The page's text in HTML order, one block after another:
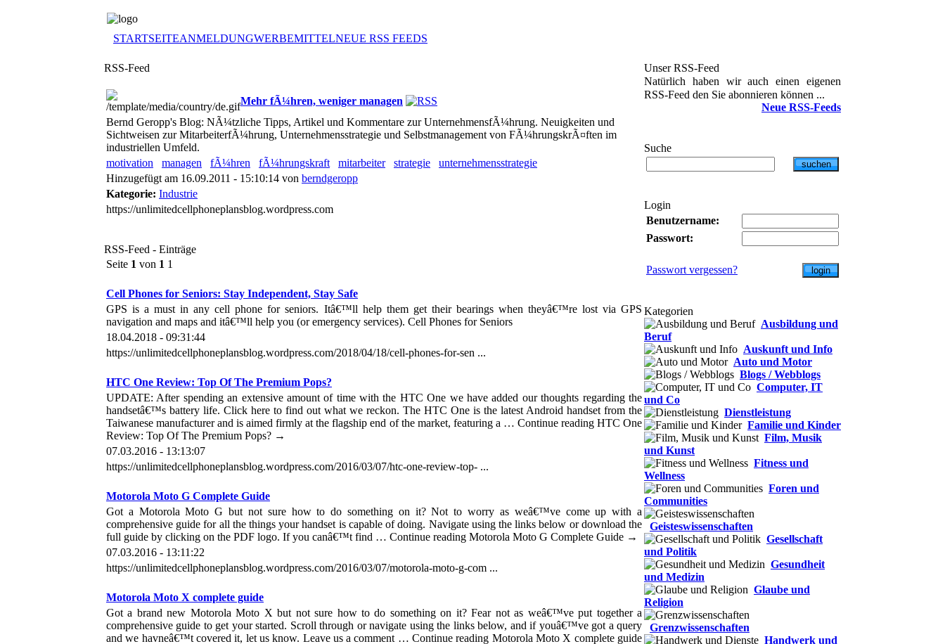
STARTSEITEANMELDUNGWERBEMITTELNEUE RSS FEEDS
RSS-Feed
Mehr fÃ¼hren, weniger managen
Bernd Geropp's Blog: NÃ¼tzliche Tipps, Artikel und Kommentare zur UnternehmensfÃ¼hrung. Neuigkeiten und
Sichtweisen zur MitarbeiterfÃ¼hrung, Unternehmensstrategie und Selbstmanagement von FÃ¼hrungskrÃ¤ften im
industriellen Umfeld.
motivation
managen fÃ¼hren fÃ¼hrungskraft mitarbeiter strategie
unternehmensstrategie
Hinzugefügt am 16.09.2011 - 15:10:14 von berndgeropp
Kategorie: Industrie
https://unlimitedcellphoneplansblog.wordpress.com
RSS-Feed - Einträge
Seite 1 von 1 1
Cell Phones for Seniors: Stay Independent, Stay Safe
GPS is a must in any cell phone for seniors. Itâ€™ll help them get their bearings when theyâ€™re lost via GPS
navigation and maps and itâ€™ll help you (or emergency services). Cell Phones for Seniors
18.04.2018 - 09:31:44
https://unlimitedcellphoneplansblog.wordpress.com/2018/04/18/cell-phones-for-sen ...
HTC One Review: Top Of The Premium Pops?
UPDATE: After spending an extensive amount of time with the HTC One we have added our thoughts regarding the
handsetâ€™s battery life. Click here to find out what we reckon. The HTC One is the latest Android handset from the
Taiwanese manufacturer and is aimed firmly at the flagship end of the market, featuring a … Continue reading HTC One
Review: Top Of The Premium Pops? →
07.03.2016 - 13:13:07
https://unlimitedcellphoneplansblog.wordpress.com/2016/03/07/htc-one-review-top- ...
Motorola Moto G Complete Guide
Got a Motorola Moto G but not sure how to do something on it? Not to worry as weâ€™ve come up with a
comprehensive guide for all the things your handset is capable of doing. Navigate using the links below or download the
full guide by clicking on the PDF logo. If you canâ€™t find … Continue reading Motorola Moto G Complete Guide →
07.03.2016 - 13:11:22
https://unlimitedcellphoneplansblog.wordpress.com/2016/03/07/motorola-moto-g-com ...
Motorola Moto X complete guide
Got a brand new Motorola Moto X but not sure how to do something on it? Fear not as weâ€™ve put together a
comprehensive guide to get your started. Scroll through or navigate using the links below, and if youâ€™ve got a query
and we havneâ€™t covered it, let us know. Leave us a comment … Continue reading Motorola Moto X complete guide
Unser RSS-Feed
Natürlich haben wir auch einen eigenen
RSS-Feed den Sie abonnieren können ...
Neue RSS-Feeds
Suche
Login
Benutzername:
Passwort:
Passwort vergessen?
Kategorien
Ausbildung und
Beruf
Auskunft und Info
Auto und Motor
Blogs / Webblogs
Computer, IT
und Co
Dienstleistung
Familie und Kinder
Film, Musik
und Kunst
Fitness und
Wellness
Foren und
Communities
Geisteswissenschaften
Gesellschaft
und Politik
Gesundheit
und Medizin
Glaube und
Religion
Grenzwissenschaften
Handwerk und